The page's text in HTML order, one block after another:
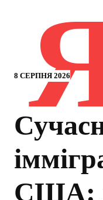
8 СЕРПНЯ 2026
США: